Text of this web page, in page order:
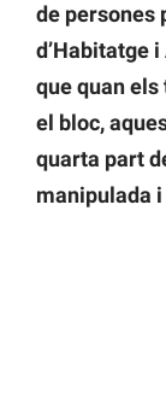
de persones
d’Habitatge
que quan
el bloc,
quarta part
manipulada